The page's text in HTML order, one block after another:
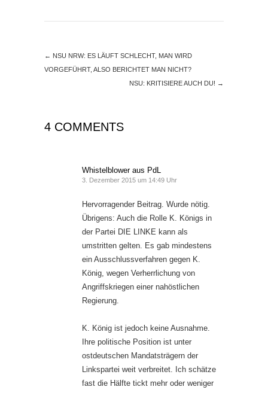
← NSU NRW: ES LÄUFT SCHLECHT, MAN WIRD
VORGEFÜHRT, ALSO BERICHTET MAN NICHT?
NSU: KRITISIERE AUCH DU! →
4 COMMENTS
Whistelblower aus PdL
3. Dezember 2015 um 14:49 Uhr
Hervorragender Beitrag. Wurde nötig.
Übrigens: Auch die Rolle K. Königs in
der Partei DIE LINKE kann als
umstritten gelten. Es gab mindestens
ein Ausschlussverfahren gegen K.
König, wegen Verherrlichung von
Angriffskriegen einer nahöstlichen
Regierung.
K. König ist jedoch keine Ausnahme.
Ihre politische Position ist unter
ostdeutschen Mandatsträgern der
Linkspartei weit verbreitet. Ich schätze
fast die Hälfte tickt mehr oder weniger